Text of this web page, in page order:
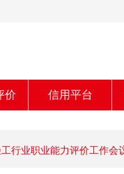
价 信用平台
行业职业能力评价工作